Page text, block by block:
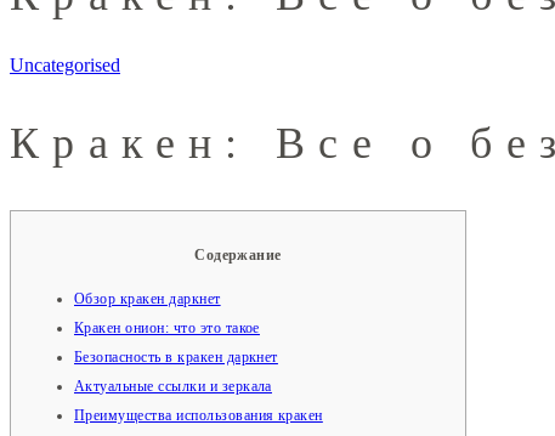
Uncategorised
Кракен: Все о
Содержание
Обзор кракен даркнет
Кракен онион: что это такое
Безопасность в кракен даркнет
Актуальные ссылки и зеркала
Преимущества использования кракен